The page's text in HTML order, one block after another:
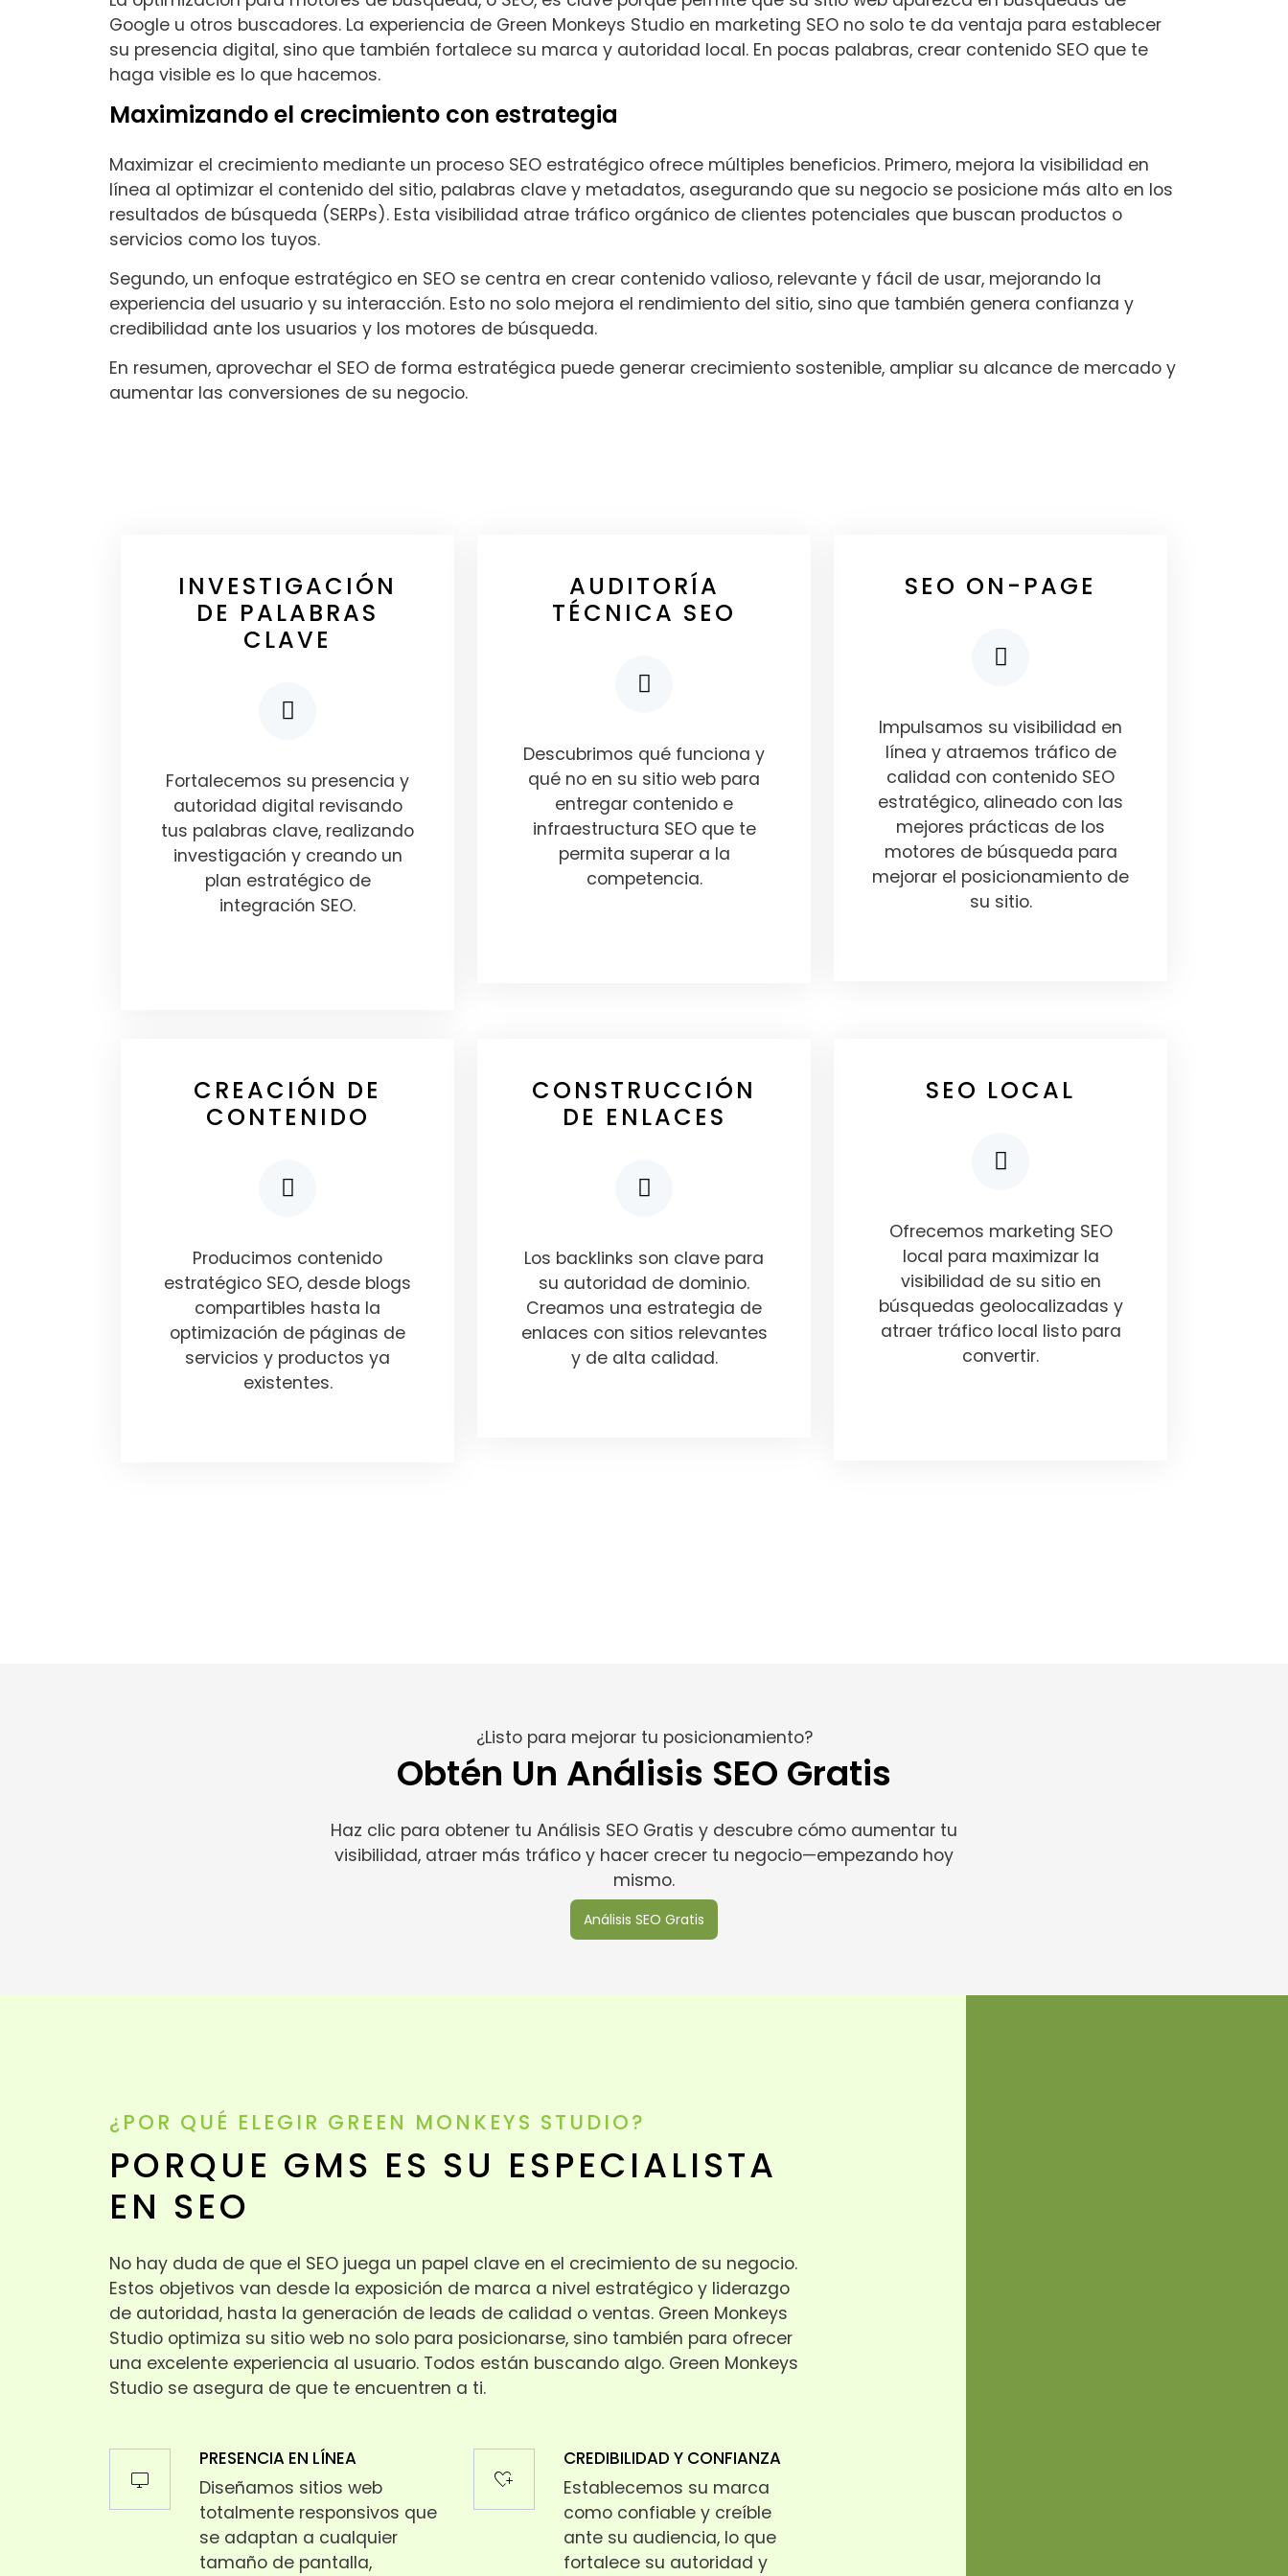
Google u otros buscadores. La experiencia de Green Monkeys Studio en marketing SEO no solo te da ventaja para establecer
su presencia digital, sino que también fortalece su marca y autoridad local. En pocas palabras, crear contenido SEO que te
haga visible es lo que hacemos.
Maximizando el crecimiento con estrategia
Maximizar el crecimiento mediante un proceso SEO estratégico ofrece múltiples beneficios. Primero, mejora la visibilidad en
línea al optimizar el contenido del sitio, palabras clave y metadatos, asegurando que su negocio se posicione más alto en los
resultados de búsqueda (SERPs). Esta visibilidad atrae tráfico orgánico de clientes potenciales que buscan productos o
servicios como los tuyos.
Segundo, un enfoque estratégico en SEO se centra en crear contenido valioso, relevante y fácil de usar, mejorando la
experiencia del usuario y su interacción. Esto no solo mejora el rendimiento del sitio, sino que también genera confianza y
credibilidad ante los usuarios y los motores de búsqueda.
En resumen, aprovechar el SEO de forma estratégica puede generar crecimiento sostenible, ampliar su alcance de mercado y
aumentar las conversiones de su negocio.
INVESTIGACIÓN
DE PALABRAS
CLAVE
Fortalecemos su presencia y
autoridad digital revisando
tus palabras clave, realizando
investigación y creando un
plan estratégico de
integración SEO.
AUDITORÍA
TÉCNICA SEO
Descubrimos qué funciona y
qué no en su sitio web para
entregar contenido e
infraestructura SEO que te
permita superar a la
competencia.
SEO ON-PAGE
Impulsamos su visibilidad en
línea y atraemos tráfico de
calidad con contenido SEO
estratégico, alineado con las
mejores prácticas de los
motores de búsqueda para
mejorar el posicionamiento de
su sitio.
CREACIÓN DE
CONTENIDO
Producimos contenido
estratégico SEO, desde blogs
compartibles hasta la
optimización de páginas de
servicios y productos ya
existentes.
CONSTRUCCIÓN
DE ENLACES
Los backlinks son clave para
su autoridad de dominio.
Creamos una estrategia de
enlaces con sitios relevantes
y de alta calidad.
SEO LOCAL
Ofrecemos marketing SEO
local para maximizar la
visibilidad de su sitio en
búsquedas geolocalizadas y
atraer tráfico local listo para
convertir.
¿Listo para mejorar tu posicionamiento?
Obtén Un Análisis SEO Gratis
Haz clic para obtener tu Análisis SEO Gratis y descubre cómo aumentar tu
visibilidad, atraer más tráfico y hacer crecer tu negocio—empezando hoy
mismo.
Análisis SEO Gratis
¿POR QUÉ ELEGIR GREEN MONKEYS STUDIO?
PORQUE GMS ES SU ESPECIALISTA
EN SEO
No hay duda de que el SEO juega un papel clave en el crecimiento de su negocio.
Estos objetivos van desde la exposición de marca a nivel estratégico y liderazgo
de autoridad, hasta la generación de leads de calidad o ventas. Green Monkeys
Studio optimiza su sitio web no solo para posicionarse, sino también para ofrecer
una excelente experiencia al usuario. Todos están buscando algo. Green Monkeys
Studio se asegura de que te encuentren a ti.
desktop_windows
PRESENCIA EN LÍNEA
Diseñamos sitios web
totalmente responsivos que
se adaptan a cualquier
tamaño de pantalla,
heart_plus
CREDIBILIDAD Y CONFIANZA
Establecemos su marca
como confiable y creíble
ante su audiencia, lo que
fortalece su autoridad y